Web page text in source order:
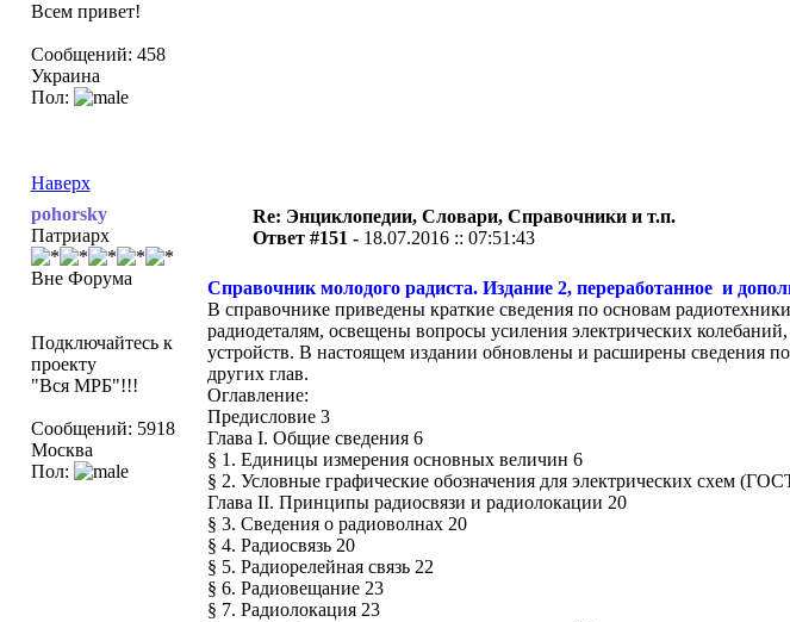
Всем привет!
Сообщений: 458
Украина
Пол:
Наверх
pohorsky
Патриарх
Вне Форума
Подключайтесь к
проекту
"Вся МРБ"!!!
Сообщений: 5918
Москва
Пол:
Re: Энциклопедии, Словари, Справочники и т.п.
Ответ #151 - 18.07.2016 :: 07:51:43
Справочник молодого радиста. Издание 2, переработанное и
В справочнике приведены краткие сведения по основам
радиодеталям, освещены вопросы усиления электрических
устройств. В настоящем издании обновлены и расширены сведения
других глав.
Оглавление:
Предисловие 3
Глава I. Общие сведения 6
§ 1. Единицы измерения основных величин 6
§ 2. Условные графические обозначения для электрических схем
Глава II. Принципы радиосвязи и радиолокации 20
§ 3. Сведения о радиоволнах 20
§ 4. Радиосвязь 20
§ 5. Радиорелейная связь 22
§ 6. Радиовещание 23
§ 7. Радиолокация 23